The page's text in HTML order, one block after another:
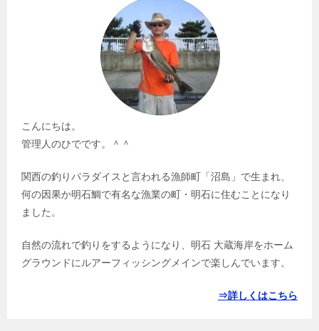
こんにちは。
管理人のひでです。＾＾
関西の釣りパラダイスと言われる漁師町「沼島」で生まれ、
何の因果か明石鯛で有名な漁業の町・明石に住むことになり
ました。
自然の流れで釣りをするようになり、明石 大蔵海岸をホーム
グラウンドにルアーフィッシングメインで楽しんでいます。
⇒詳しくはこちら